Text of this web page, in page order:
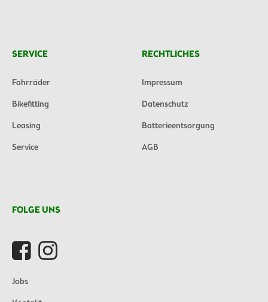
SERVICE
Fahrräder
Bikefitting
Leasing
Service
RECHTLICHES
Impressum
Datenschutz
Batterieentsorgung
AGB
FOLGE UNS
Jobs